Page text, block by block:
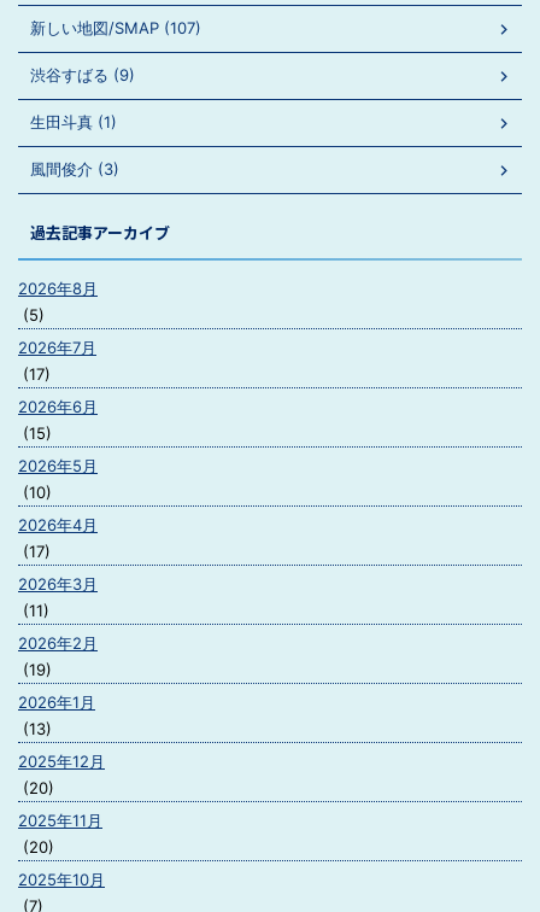
新しい地図/SMAP (107)
渋谷すばる (9)
生田斗真 (1)
風間俊介 (3)
過去記事アーカイブ
2026年8月
(5)
2026年7月
(17)
2026年6月
(15)
2026年5月
(10)
2026年4月
(17)
2026年3月
(11)
2026年2月
(19)
2026年1月
(13)
2025年12月
(20)
2025年11月
(20)
2025年10月
(7)